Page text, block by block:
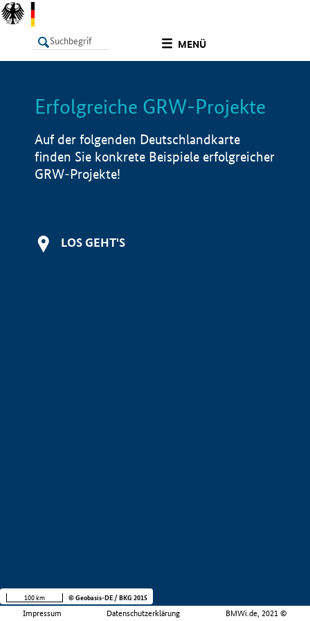
MENÜ
LISTE Info
Erfolgreiche GRW-Projekte
Auf der folgenden Deutschlandkarte
finden Sie konkrete Beispiele erfolgreicher
GRW-Projekte!
LOS GEHT'S
Impressum Datenschutzerklärung BMWi.de, 2021 ©
100 km © Geobasis-DE / BKG 2015